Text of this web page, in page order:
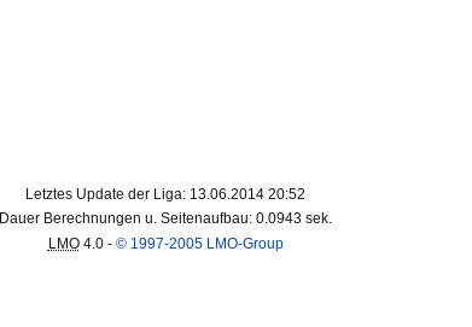
Letztes Update der Liga: 13.06.2014 20:52
Dauer Berechnungen u. Seitenaufbau: 0.0943 sek.
LMO4.0 - © 1997-2005 LMO-Group